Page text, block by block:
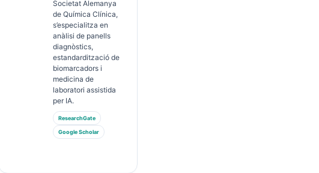
Societat Alemanya
de Química Clínica,
s’especialitza en
anàlisi de panells
diagnòstics,
estandardització de
biomarcadors i
medicina de
laboratori assistida
per IA.
ResearchGate
Google Scholar